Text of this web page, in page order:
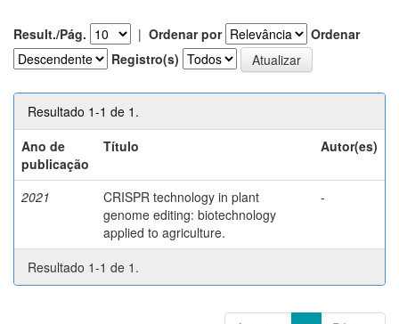
Result./Pág. | Ordenar por
Ordenar
Registro(s)
Resultado 1-1 de 1.
Ano de
publicação
Título Autor(es)
2021
CRISPR technology in plant
genome editing: biotechnology
applied to agriculture.
-
Resultado 1-1 de 1.